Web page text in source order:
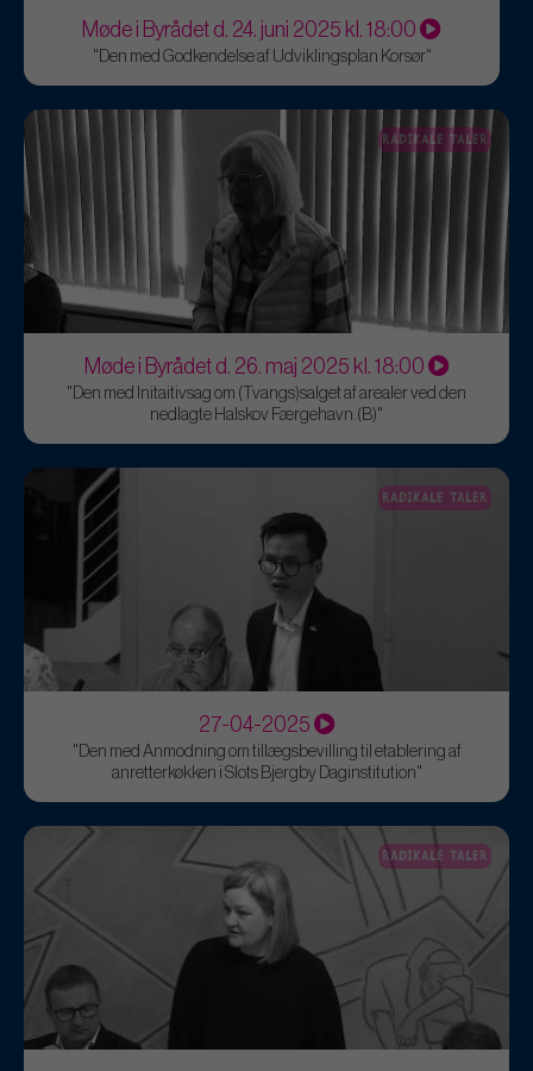
Møde i Byrådet d. 24. juni 2025 kl. 18:00
"Den med Godkendelse af Udviklingsplan Korsør"
RADIKALE TALER
Møde i Byrådet d. 26. maj 2025 kl. 18:00
"Den med Initaitivsag om (Tvangs)salget af arealer ved den
nedlagte Halskov Færgehavn.(B)"
RADIKALE TALER
27-04-2025
"Den med Anmodning om tillægsbevilling til etablering af
anretterkøkken i Slots Bjergby Daginstitution"
RADIKALE TALER